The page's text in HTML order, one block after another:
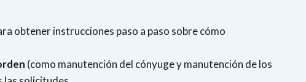
obtener instrucciones paso a paso sobre cómo
(como manutención del cónyuge y manutención de los